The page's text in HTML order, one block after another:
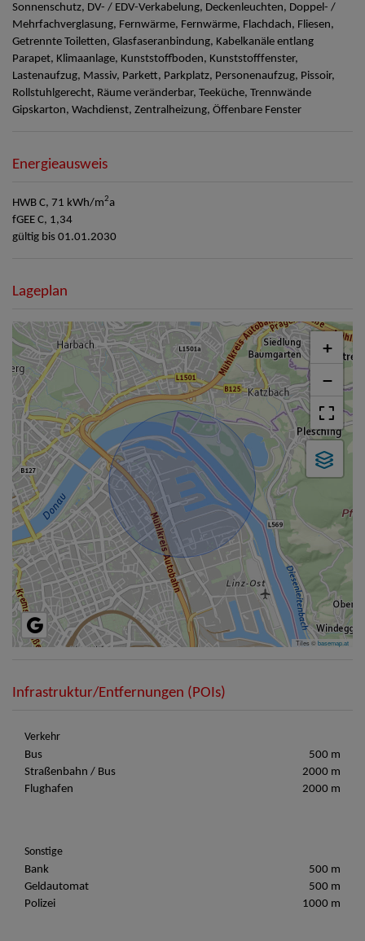
Sonnenschutz DV- / EDV-Verkabelung Deckenleuchten Doppel- /
Mehrfachverglasung Fernwärme Fernwärme Flachdach Fliesen
Getrennte Toiletten Glasfaseranbindung Kabelkanäle entlang
Parapet Klimaanlage Kunststoffboden Kunststofffenster
Lastenaufzug Massiv Parkett Parkplatz Personenaufzug Pissoir
Rollstuhlgerecht Räume veränderbar Teeküche Trennwände
Gipskarton Wachdienst Zentralheizung Öffenbare Fenster
Energieausweis
HWB C, 71 kWh/m2a
fGEE C, 1,34
gültig bis 01.01.2030
Lageplan
+
−
Tiles ©basemap.at
Infrastruktur/Entfernungen (POIs)
Verkehr
Bus
500 m
Straßenbahn / Bus
2000 m
Flughafen
2000 m
Sonstige
Bank
500 m
Geldautomat
500 m
Polizei
1000 m